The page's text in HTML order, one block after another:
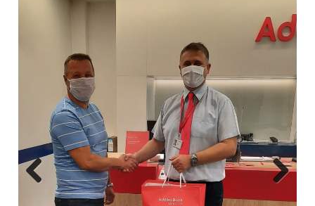
Previous Next